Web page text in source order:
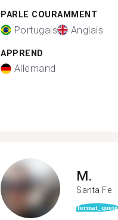
PARLE COURAMMENT
Portugais Anglais
APPREND
Allemand
M.
Santa Fe
format_quote